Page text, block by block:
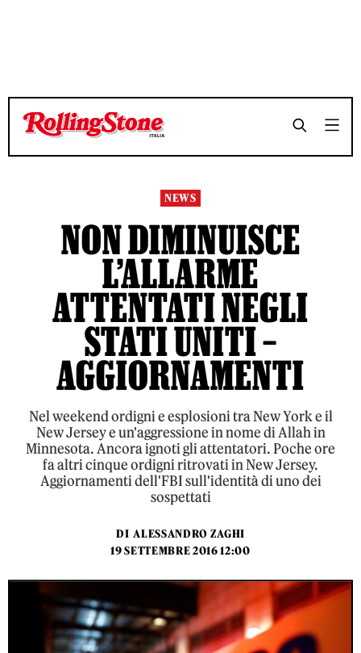
TEMPO DI LETTURA 6 MINUTI SHARE
TEMPO DI LETTURA 6 MINUTI SHARE
NEWS
NON DIMINUISCE
L’ALLARME
ATTENTATI NEGLI
STATI UNITI –
AGGIORNAMENTI
Nel weekend ordigni e esplosioni tra New York e il
New Jersey e un'aggressione in nome di Allah in
Minnesota. Ancora ignoti gli attentatori. Poche ore
fa altri cinque ordigni ritrovati in New Jersey.
Aggiornamenti dell'FBI sull'identità di uno dei
sospettati
DI ALESSANDRO ZAGHI
19 SETTEMBRE 2016 12:00